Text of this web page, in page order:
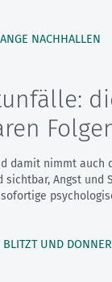
NACHHALLEN
damit nimmt auch
sichtbar, Angst und
UND